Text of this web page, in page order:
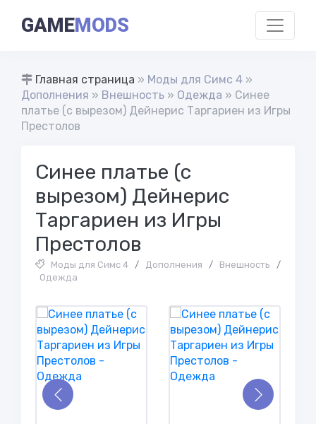
GAMEMODS
Главная страница » Моды для Симс 4 »
Дополнения » Внешность » Одежда » Синее
платье (с вырезом) Дейнерис Таргариен из Игры
Престолов
Синее платье (с
вырезом) Дейнерис
Таргариен из Игры
Престолов
Моды для Симс 4 / Дополнения / Внешность
/
Одежда